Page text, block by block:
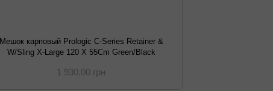
Мешок карповый Prologic C-Series Retainer &
W/Sling X-Large 120 X 55Cm Green/Black
1 930.00 грн